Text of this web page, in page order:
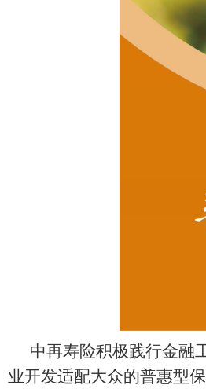
中再寿险积极践行金融
业开发适配大众的普惠型